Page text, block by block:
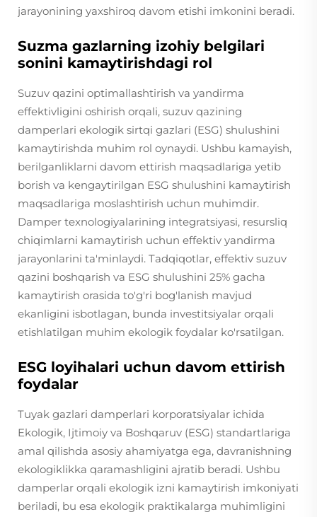
jarayonining yaxshiroq davom etishi imkonini beradi.
Suzma gazlarning izohiy belgilari
sonini kamaytirishdagi rol
Suzuv qazini optimallashtirish va yandirma
effektivligini oshirish orqali, suzuv qazining
damperlari ekologik sirtqi gazlari (ESG) shulushini
kamaytirishda muhim rol oynaydi. Ushbu kamayish,
berilganliklarni davom ettirish maqsadlariga yetib
borish va kengaytirilgan ESG shulushini kamaytirish
maqsadlariga moslashtirish uchun muhimdir.
Damper texnologiyalarining integratsiyasi, resursliq
chiqimlarni kamaytirish uchun effektiv yandirma
jarayonlarini ta'minlaydi. Tadqiqotlar, effektiv suzuv
qazini boshqarish va ESG shulushini 25% gacha
kamaytirish orasida to'g'ri bog'lanish mavjud
ekanligini isbotlagan, bunda investitsiyalar orqali
etishlatilgan muhim ekologik foydalar ko'rsatilgan.
ESG loyihalari uchun davom ettirish
foydalar
Tuyak gazlari damperlari korporatsiyalar ichida
Ekologik, Ijtimoiy va Boshqaruv (ESG) standartlariga
amal qilishda asosiy ahamiyatga ega, davranishning
ekologiklikka qaramashligini ajratib beradi. Ushbu
damperlar orqali ekologik izni kamaytirish imkoniyati
beriladi, bu esa ekologik praktikalarga muhimligini